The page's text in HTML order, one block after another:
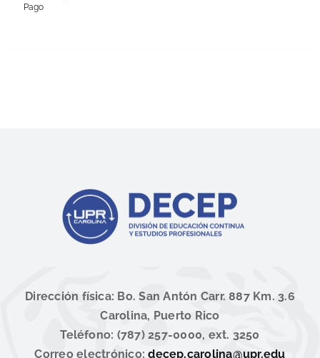
Pago
Dirección física: Bo. San Antón Carr. 887 Km. 3.6
Carolina, Puerto Rico
Teléfono: (787) 257-0000, ext. 3250
Correo electrónico:decep.carolina@upr.edu